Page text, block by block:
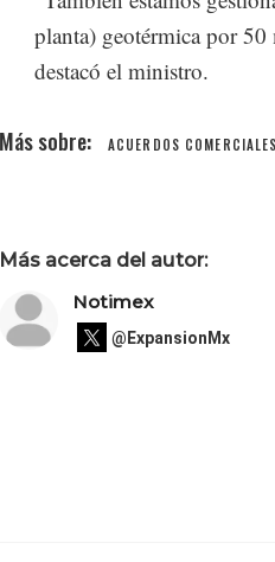
planta) geotérmica por
destacó el ministro.
ACUERDOS COMERCIALES
Más acerca del autor:
Notimex
@ExpansionMx